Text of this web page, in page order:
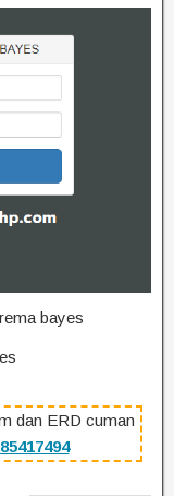
bayes
dan ERD cuman